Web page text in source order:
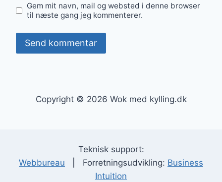
Gem mit navn, mail og websted i denne browser
til næste gang jeg kommenterer.
Copyright © 2026 Wok med kylling.dk
Teknisk support:
Webbureau | Forretningsudvikling: Business
Intuition